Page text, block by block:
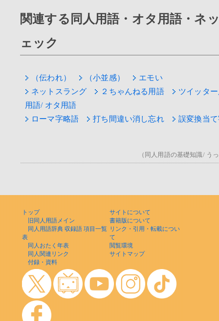
関連する同人用語・オタ用語・ネ
ェック
（伝われ） （小並感）
エモい
ネットスラング
２ちゃんねる用語
ツイッタ
用語/ オタ用語
ローマ字略語
打ち間違い消し忘れ 誤変換当
（同人用語の基礎知識/ う
トップ
旧同人用語メイン
同人用語辞典 収録語 項目一覧
表
同人おたく年表
同人関連リンク
付録・資料
サイトについて
書籍版について
リンク・引用・転載につい
て
閲覧環境
サイトマップ